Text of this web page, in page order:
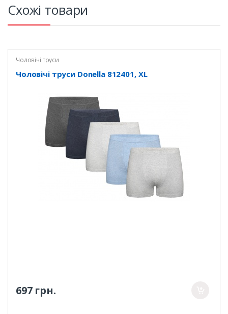
Схожі товари
Чоловічі труси
Чоловічі труси Donella 812401, XL
697 грн.